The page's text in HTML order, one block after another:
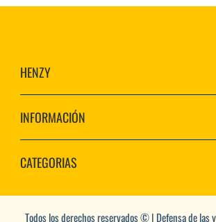
HENZY
INFORMACIÓN
CATEGORIAS
Todos los derechos reservados © | Defensa de las